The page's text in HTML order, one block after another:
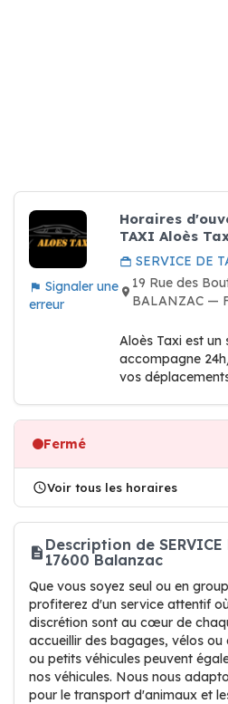
Signaler une
erreur
Horaires
TAXI Aloès
SERVICE DE
19 Rue des
BALANZAC —
Aloès Taxi est
accompagne
vos
Fermé
Voir tous les horaires
Description de
17600 Balanzac
Que vous soyez seul ou en
profiterez d'un service attentif
discrétion sont au cœur de
accueillir des bagages, vélos ou
ou petits véhicules peuvent
nos véhicules. Nous nous
pour le transport d'animaux et